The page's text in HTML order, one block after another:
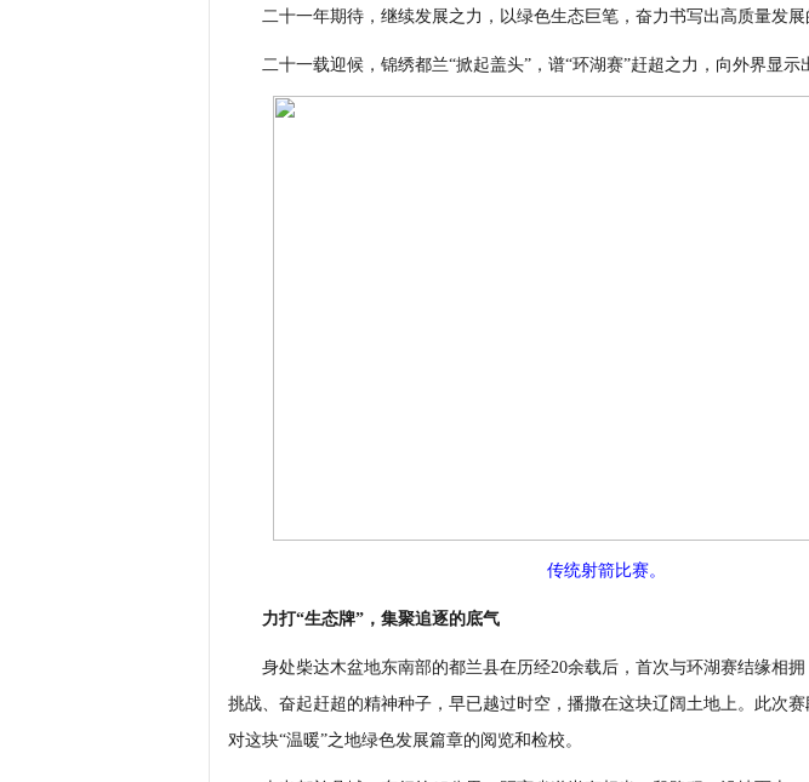
二十一年期待，继续发展之力，以绿色生态巨笔，奋力书写出高质量发展
二十一载迎候，锦绣都兰“掀起盖头”，谱“环湖赛”赶超之力，向外界显示
传统射箭比赛。
力打“生态牌”，集聚追逐的底气
身处柴达木盆地东南部的都兰县在历经20余载后，首次与环湖赛结缘相拥
挑战、奋起赶超的精神种子，早已越过时空，播撒在这块辽阔土地上。此次
对这块“温暖”之地绿色发展篇章的阅览和检校。